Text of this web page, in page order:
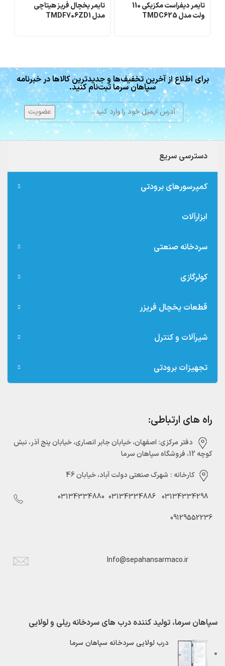
تایمر دیفراست مکزیکی 110
ولت مدل TMDC625
تایمر یخچال فریز هیتاچی
مدل TMDF706ZD1
برای اطلاع از آخرین تخفیف‌ها و جدیدترین کالاها در خبرنامه
سپاهان سرما ثبت‌نام کنید.
دسترسی سریع
کمپرسورهای برودتی
ابزارآلات
سردخانه صنعتی
کولرگازی
قطعات یخچال فریزر
شیرآلات و کنترل
تجهیزات برودتی
راه های ارتباطی:
دفتر مرکزی:‌ اصفهان، خیابان جابر انصاری، خیابان پنج آذر، نبش
کوچه 12، فروشگاه سپاهان سرما
کارخانه : شهرک صنعتی دولت آباد، خیابان 46
03134334298
03134334886
03134334880
09129552236
Info@sepahansarmaco.ir
سپاهان سرما، تولید کننده درب های سردخانه ریلی و لولایی
درب لولایی سردخانه سپاهان سرما